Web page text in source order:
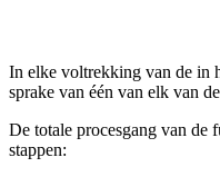
In elke voltrekking van de in
sprake van één van elk van
De totale procesgang van de
stappen: